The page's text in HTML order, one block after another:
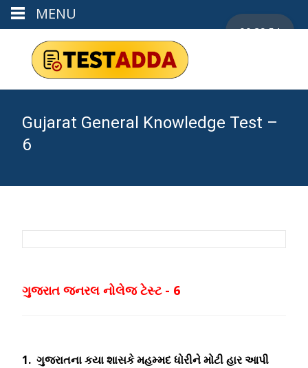
Gujarat General Knowledge Test –
6
00:29:53
ગુજરાત જનરલ નોલેજ ટેસ્ટ - 6
1. ગુજરાતના કયા શાસકે મહમ્મદ ધોરીને મોટી હાર આપી
MENU